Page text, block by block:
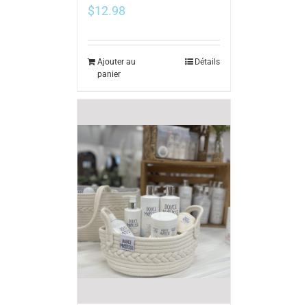
$12.98
Ajouter au
panier
Détails